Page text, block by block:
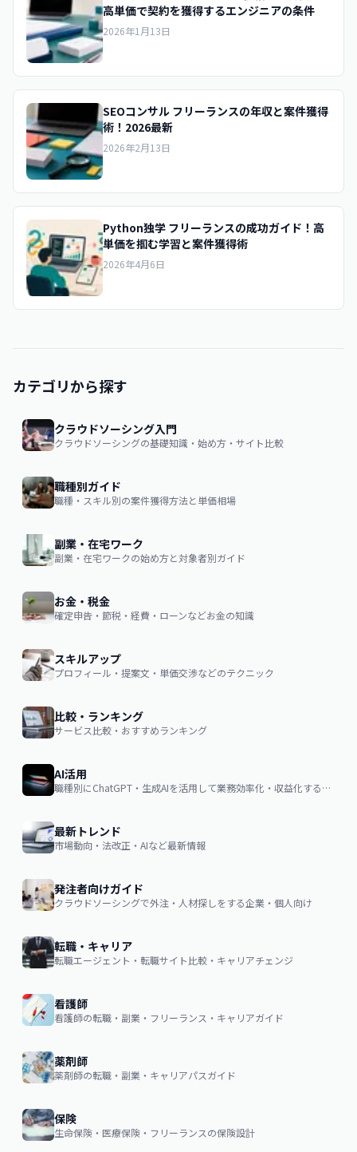
高単価で契約を獲得するエンジニアの条件
2026年1月13日
SEOコンサル フリーランスの年収と案件獲得
術！2026最新
2026年2月13日
Python独学 フリーランスの成功ガイド！高
単価を掴む学習と案件獲得術
2026年4月6日
カテゴリから探す
クラウドソーシング入門
クラウドソーシングの基礎知識・始め方・サイト比較
職種別ガイド
職種・スキル別の案件獲得方法と単価相場
副業・在宅ワーク
副業・在宅ワークの始め方と対象者別ガイド
お金・税金
確定申告・節税・経費・ローンなどお金の知識
スキルアップ
プロフィール・提案文・単価交渉などのテクニック
比較・ランキング
サービス比較・おすすめランキング
AI活用
職種別にChatGPT・生成AIを活用して業務効率化・収益化するノウハウ
最新トレンド
市場動向・法改正・AIなど最新情報
発注者向けガイド
クラウドソーシングで外注・人材探しをする企業・個人向け
転職・キャリア
転職エージェント・転職サイト比較・キャリアチェンジ
看護師
看護師の転職・副業・フリーランス・キャリアガイド
薬剤師
薬剤師の転職・副業・キャリアパスガイド
保険
生命保険・医療保険・フリーランスの保険設計